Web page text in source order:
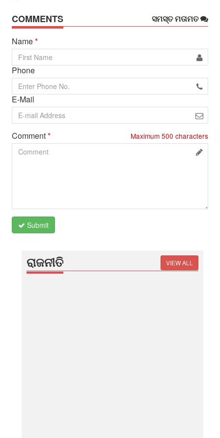
COMMENTS
ସମସ୍ତ ମତାମତ
Name*
Phone
E-Mail
Comment* Maximum 500 characters
Submit
ରାଜନୀତି VIEW ALL